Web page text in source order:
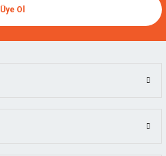
Üye Ol